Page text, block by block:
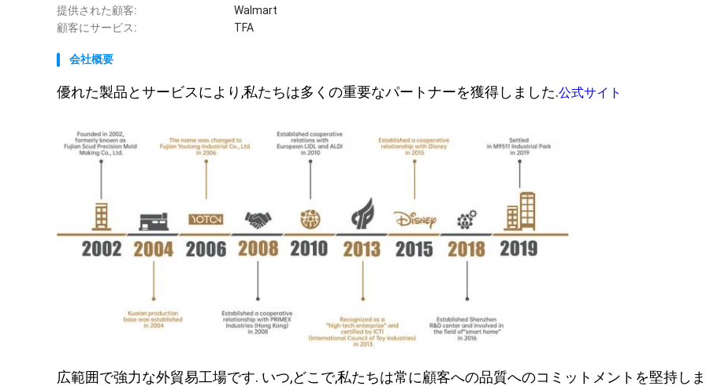
提供された顧客:
Walmart
顧客にサービス:
TFA
会社概要
優れた製品とサービスにより,私たちは多くの重要なパートナーを獲得しました.公式サイト
広範囲で強力な外貿易工場です. いつ,どこで,私たちは常に顧客への品質へのコミットメントを堅持し